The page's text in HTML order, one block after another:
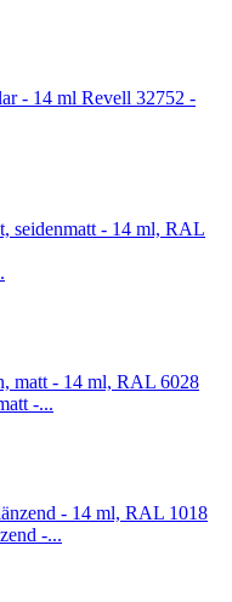
Revell 32752 -
-...
-...